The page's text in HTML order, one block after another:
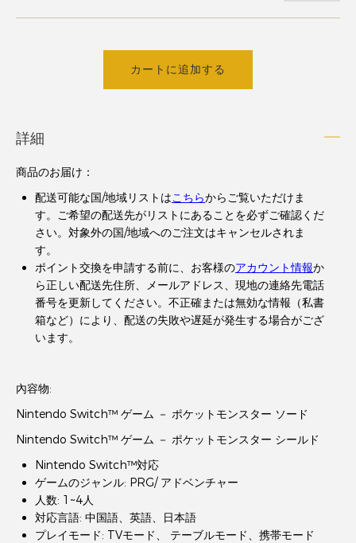
カートに追加する
詳細
商品のお届け：
配送可能な国/地域リストはこちらからご覧いただけま
す。ご希望の配送先がリストにあることを必ずご確認くだ
さい。対象外の国/地域へのご注文はキャンセルされま
す。
ポイント交換を申請する前に、お客様のアカウント情報か
ら正しい配送先住所、メールアドレス、現地の連絡先電話
番号を更新してください。不正確または無効な情報（私書
箱など）により、配送の失敗や遅延が発生する場合がござ
います。
內容物:
Nintendo Switch™ ゲーム － ポケットモンスター ソード
Nintendo Switch™ ゲーム － ポケットモンスター シールド
Nintendo Switch™対応
ゲームのジャンル: PRG/ アドベンチャー
人数: 1~4人
対応言語: 中国語、英語、日本語
プレイモード: TVモード、 テーブルモード、携帯モード